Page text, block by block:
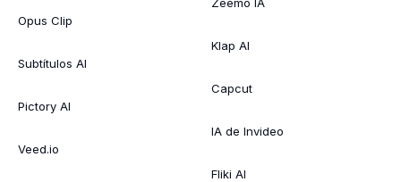
Opus Clip
Subtítulos AI
Pictory AI
Veed.io
Klap AI
Capcut
IA de Invideo
Fliki AI